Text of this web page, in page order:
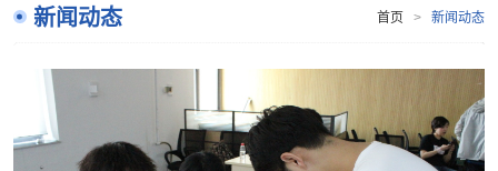
新闻动态 首页 > 新闻动态